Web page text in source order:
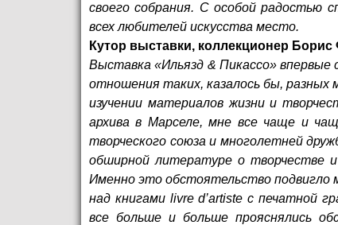
своего собрания. С особой радостью
всех любителей искусства место.
Кутор выставки, коллекционер
Выставка «Ильязд & Пикассо»
отношения таких, казалось бы, разных
изучении материалов жизни и
архива в Марселе, мне все чаще и
творческого союза и многолетней
обширной литературе о творчестве
Именно это обстоятельство подвигло
над книгами livre d’artiste с печатной
все больше и больше прояснялись